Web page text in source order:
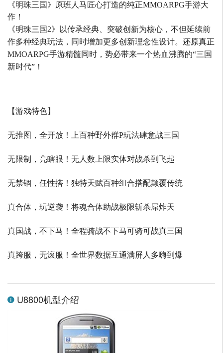
《明珠三国》原班人马匠心打造的纯正MMOARPG手游大
作！
《明珠三国2》以传承经典、突破创新为核心，不但延续前
作多种经典玩法，同时增加更多创新理念性设计。还原真正
MMOARPG手游精髓同时，势必带来一个热血沸腾的“三国
新时代”！
【游戏特色】
无推图，全开放！上百种野外群P玩法肆意战三国
无限制，亮瞎眼！无人数上限实体对战杀到飞起
无禁锢，任性搭！独特天赋百种组合搭配颠覆传统
真合体，玩逆袭！将魂合体助战极限斩杀屌炸天
真国战，不下马！全程骑战不下马可骑可战真三国
真跨服，无滚服！全世界数据互通满屏人多嗨到爆
U8800机型介绍